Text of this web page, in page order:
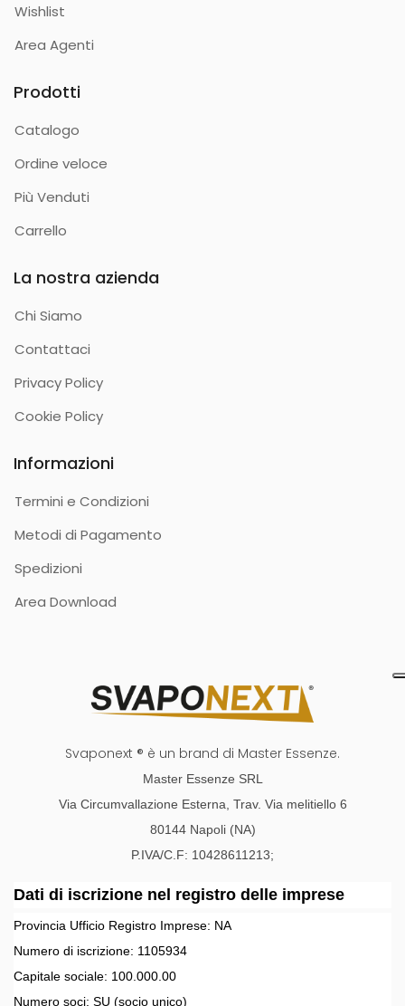
Wishlist
Area Agenti
Prodotti
Catalogo
Ordine veloce
Più Venduti
Carrello
La nostra azienda
Chi Siamo
Contattaci
Privacy Policy
Cookie Policy
Informazioni
Termini e Condizioni
Metodi di Pagamento
Spedizioni
Area Download
Svaponext ® è un brand di Master Essenze.
Master Essenze SRL
Via Circumvallazione Esterna, Trav. Via melitiello 6
80144 Napoli (NA)
P.IVA/C.F: 10428611213;
Dati di iscrizione nel registro delle imprese
Provincia Ufficio Registro Imprese: NA
Numero di iscrizione: 1105934
Capitale sociale: 100.000.00
Numero soci: SU (socio unico)